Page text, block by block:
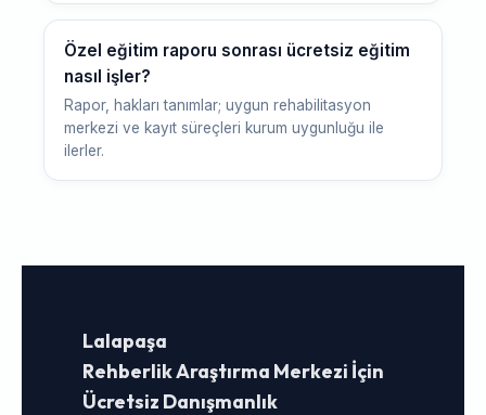
Özel eğitim raporu sonrası ücretsiz eğitim
nasıl işler?
Rapor, hakları tanımlar; uygun rehabilitasyon
merkezi ve kayıt süreçleri kurum uygunluğu ile
ilerler.
Lalapaşa
Rehberlik Araştırma Merkezi İçin
Ücretsiz Danışmanlık